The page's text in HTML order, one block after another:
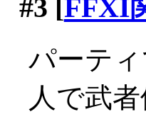
#3 [FFXI
パーテ
人で武者